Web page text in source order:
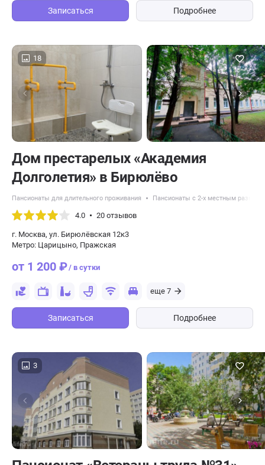
Записаться Подробнее
18
Дом престарелых «Академия
Долголетия» в Бирюлёво
Пансионаты для длительного проживания Пансионаты с 2-х местным
4.0 20 отзывов
г. Москва, ул. Бирюлёвская 12к3
Метро: Царицыно, Пражская
от 1 200 ₽/ в сутки
еще 7
Записаться Подробнее
3